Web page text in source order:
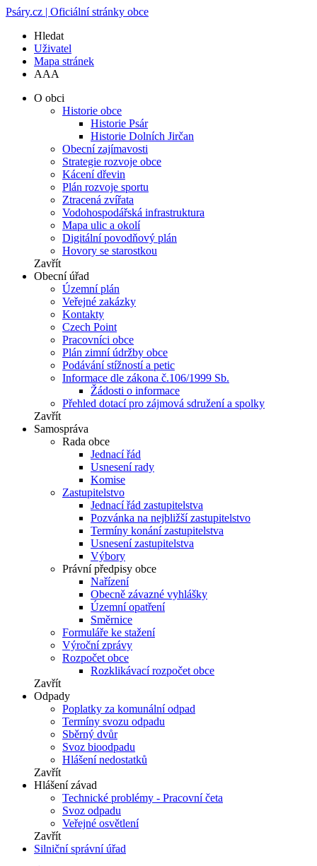
Psáry.cz | Oficiální stránky obce
Hledat
Uživatel
Mapa stránek
AAA
O obci
Historie obce
Historie Psár
Historie Dolních Jirčan
Obecní zajímavosti
Strategie rozvoje obce
Kácení dřevin
Plán rozvoje sportu
Ztracená zvířata
Vodohospodářská infrastruktura
Mapa ulic a okolí
Digitální povodňový plán
Hovory se starostkou
Zavřít
Obecní úřad
Územní plán
Veřejné zakázky
Kontakty
Czech Point
Pracovníci obce
Plán zimní údržby obce
Podávání stížností a petic
Informace dle zákona č.106/1999 Sb.
Žádosti o informace
Přehled dotací pro zájmová sdružení a spolky
Zavřít
Samospráva
Rada obce
Jednací řád
Usnesení rady
Komise
Zastupitelstvo
Jednací řád zastupitelstva
Pozvánka na nejbližší zastupitelstvo
Termíny konání zastupitelstva
Usnesení zastupitelstva
Výbory
Právní předpisy obce
Nařízení
Obecně závazné vyhlášky
Územní opatření
Směrnice
Formuláře ke stažení
Výroční zprávy
Rozpočet obce
Rozklikávací rozpočet obce
Zavřít
Odpady
Poplatky za komunální odpad
Termíny svozu odpadu
Sběrný dvůr
Svoz bioodpadu
Hlášení nedostatků
Zavřít
Hlášení závad
Technické problémy - Pracovní četa
Svoz odpadu
Veřejné osvětlení
Zavřít
Silniční správní úřad